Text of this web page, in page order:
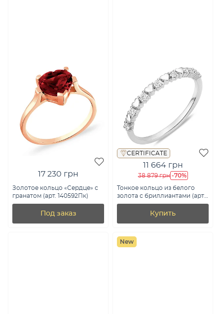
17 230 грн
Золотое кольцо «Сердце» с
гранатом (арт. 140592Пк)
Под заказ
CERTIFICATE
11 664 грн
38 879 грн -70%
Тонкое кольцо из белого
золота с бриллиантами (арт.
К011345010б)
Купить
New